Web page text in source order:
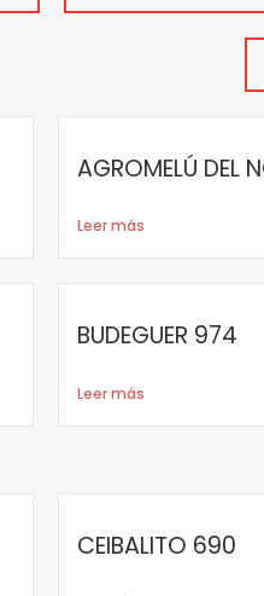
AGROMELÚ DEL
Leer más
BUDEGUER 974
Leer más
CEIBALITO 690